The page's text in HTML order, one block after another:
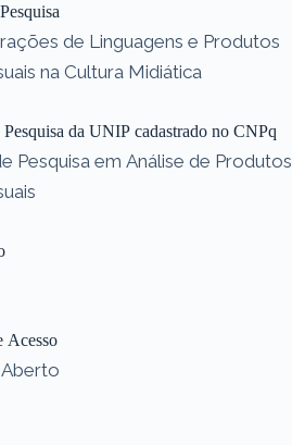
de Linguagens e Produtos
na Cultura Midiática
da UNIP cadastrado no CNPq
Pesquisa em Análise de Produtos
Acesso